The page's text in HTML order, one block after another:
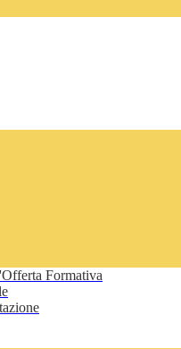
Formativa